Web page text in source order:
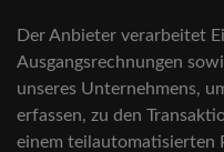
Der Anbieter verarbeitet
Ausgangsrechnungen
unseres Unternehmens,
erfassen, zu den
einem teilautomatisierten